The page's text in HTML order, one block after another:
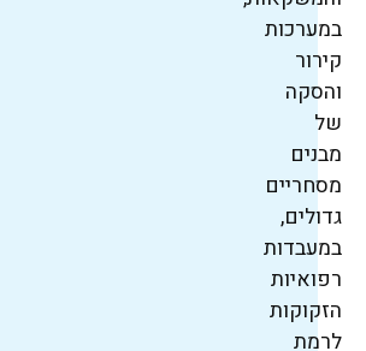
במערכות
קירור
והסקה
של
מבנים
מסחריים
גדולים,
במעבדות
רפואיות
הזקוקות
לרמת